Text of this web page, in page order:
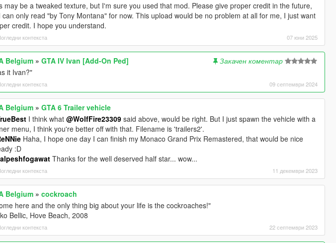
may be a tweaked texture, but I'm sure you used that mod. Please give proper credit in the future,
can only read "by Tony Montana" for now. This upload would be no problem at all for me, I just want
credit. I hope you understand.
контекста 07 юни 2025
Belgium »GTA IV Ivan [Add-On Ped]
Закачен коментар
it Ivan?"
контекста 09 септември 2024
Belgium »GTA 6 Trailer vehicle
I think what@WolfFire23309 said above, would be right. But I just spawn the vehicle with a
menu, I think you're better off with that. Filename is 'trailers2'.
Haha, I hope one day I can finish my Monaco Grand Prix Remastered, that would be nice
:D
Thanks for the well deserved half star... wow...
контекста 11 декември 2023
Belgium »cockroach
here and the only thing big about your life is the cockroaches!"
Bellic, Hove Beach, 2008
контекста 22 септември 2023